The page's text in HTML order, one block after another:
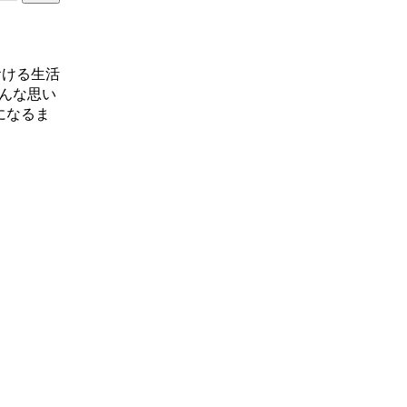
る生活
な思い
るま